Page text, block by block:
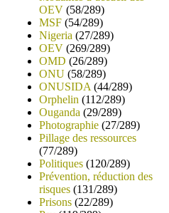
OEV (58/289)
MSF (54/289)
Nigeria (27/289)
OEV (269/289)
OMD (26/289)
ONU (58/289)
ONUSIDA (44/289)
Orphelin (112/289)
Ouganda (29/289)
Photographie (27/289)
Pillage des ressources
(77/289)
Politiques (120/289)
Prévention, réduction des
risques (131/289)
Prisons (22/289)